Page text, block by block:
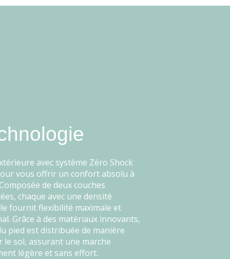
avec système Zéro Shock
vous offrir un confort absolu à
de deux couches
chaque avec une densité
fournit flexibilité maximale et
Grâce à des matériaux innovants,
pied est distribuée de manière
le sol, assurant une marche
légère et sans effort.